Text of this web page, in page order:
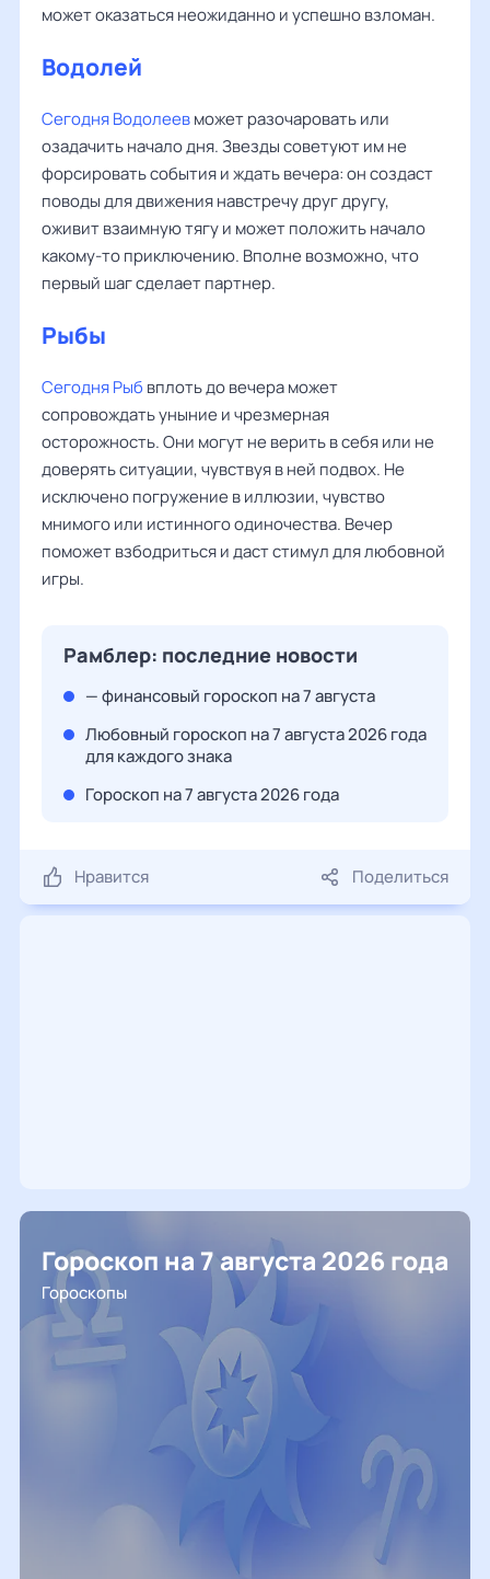
может оказаться неожиданно и успешно взломан.
Водолей
Сегодня Водолеевможет разочаровать или
озадачить начало дня. Звезды советуют им не
форсировать события и ждать вечера: он создаст
поводы для движения навстречу друг другу,
оживит взаимную тягу и может положить начало
какому-то приключению. Вполне возможно, что
первый шаг сделает партнер.
Рыбы
Сегодня Рыб вплоть до вечера может
сопровождать уныние и чрезмерная
осторожность. Они могут не верить в себя или не
доверять ситуации, чувствуя в ней подвох. Не
исключено погружение в иллюзии, чувство
мнимого или истинного одиночества. Вечер
поможет взбодриться и даст стимул для любовной
игры.
Рамблер: последние новости
— финансовый гороскоп на 7 августа
Любовный гороскоп на 7 августа 2026 года
для каждого знака
Гороскоп на 7 августа 2026 года
Нравится Поделиться
Гороскоп на 7 августа 2026 года
Гороскопы